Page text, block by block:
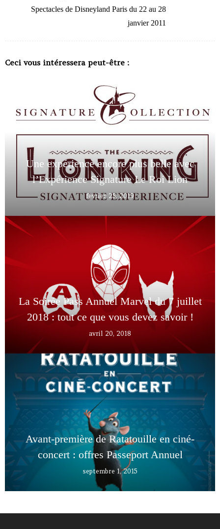
Spectacles de Disneyland Paris du 22 au 28
janvier 2011
Ceci vous intéressera peut-être :
Une expérience encore plus belle avec
l’Expérience Signature Le Roi Lion
février 25, 2019
La Soirée Pass Annuel Marvel du 7 juillet
2018 : tout ce que vous devez savoir !
avril 20, 2018
Avant-première de Ratatouille en ciné-
concert : offres Passeport Annuel
septembre 1, 2015